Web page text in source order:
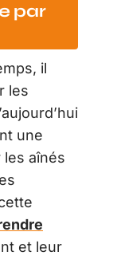
par
il
les
une
aînés
et leur